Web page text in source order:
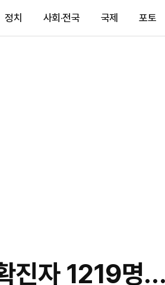
정치 사회·전국 국제 포토
진자 1219명